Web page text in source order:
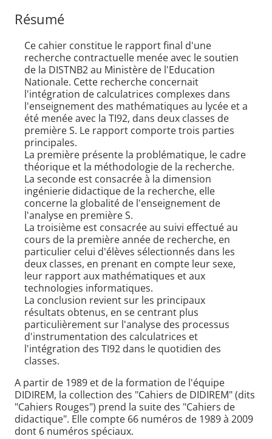
Résumé
Ce cahier constitue le rapport final d'une
recherche contractuelle menée avec le soutien
de la DISTNB2 au Ministère de l'Education
Nationale. Cette recherche concernait
l'intégration de calculatrices complexes dans
l'enseignement des mathématiques au lycée et a
été menée avec la TI92, dans deux classes de
première S. Le rapport comporte trois parties
principales.
La première présente la problématique, le cadre
théorique et la méthodologie de la recherche.
La seconde est consacrée à la dimension
ingénierie didactique de la recherche, elle
concerne la globalité de l'enseignement de
l'analyse en première S.
La troisième est consacrée au suivi effectué au
cours de la première année de recherche, en
particulier celui d'élèves sélectionnés dans les
deux classes, en prenant en compte leur sexe,
leur rapport aux mathématiques et aux
technologies informatiques.
La conclusion revient sur les principaux
résultats obtenus, en se centrant plus
particulièrement sur l'analyse des processus
d'instrumentation des calculatrices et
l'intégration des TI92 dans le quotidien des
classes.
A partir de 1989 et de la formation de l'équipe
DIDIREM, la collection des "Cahiers de DIDIREM" (dits
"Cahiers Rouges") prend la suite des "Cahiers de
didactique". Elle compte 66 numéros de 1989 à 2009
dont 6 numéros spéciaux.